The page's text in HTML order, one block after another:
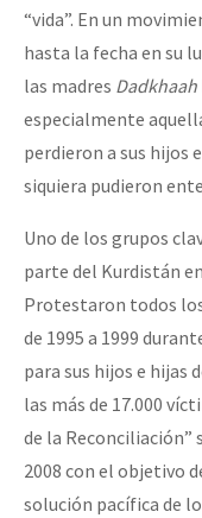
“vida”. En un
hasta la fecha en su
las madres Dadkhaah
especialmente
perdieron a sus hijos
siquiera pudieron
Uno de los grupos
parte del Kurdistán
Protestaron todos
de 1995 a 1999
para sus hijos e hijas
las más de 17.000
de la
2008 con el objetivo
solución pacífica de